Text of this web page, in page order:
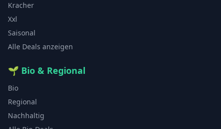
Kracher
Xxl
Saisonal
Alle Deals anzeigen
🌱 Bio & Regional
Bio
Regional
Nachhaltig